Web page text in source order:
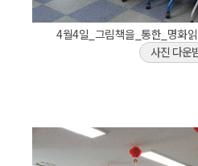
4월4일_그림책을_통한_명화
사진 다운